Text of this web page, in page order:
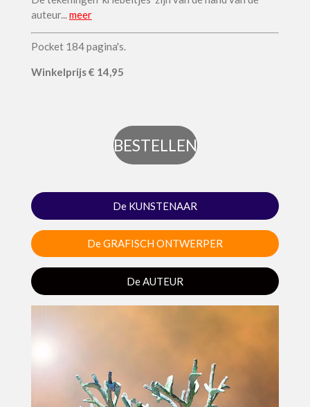
auteur...meer
Pocket 184 pagina's.
Winkelprijs€ 14,95
BESTELLEN
De KUNSTENAAR
De GRAFISCH ONTWERPER
De AUTEUR